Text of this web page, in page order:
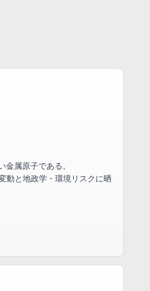
属原子である。
動と地政学・環境リスクに晒